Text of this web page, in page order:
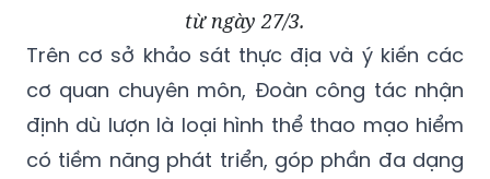
từ ngày 27/3.
Trên cơ sở khảo sát thực địa và ý kiến các
cơ quan chuyên môn, Đoàn công tác nhận
định dù lượn là loại hình thể thao mạo hiểm
có tiềm năng phát triển, góp phần đa dạng